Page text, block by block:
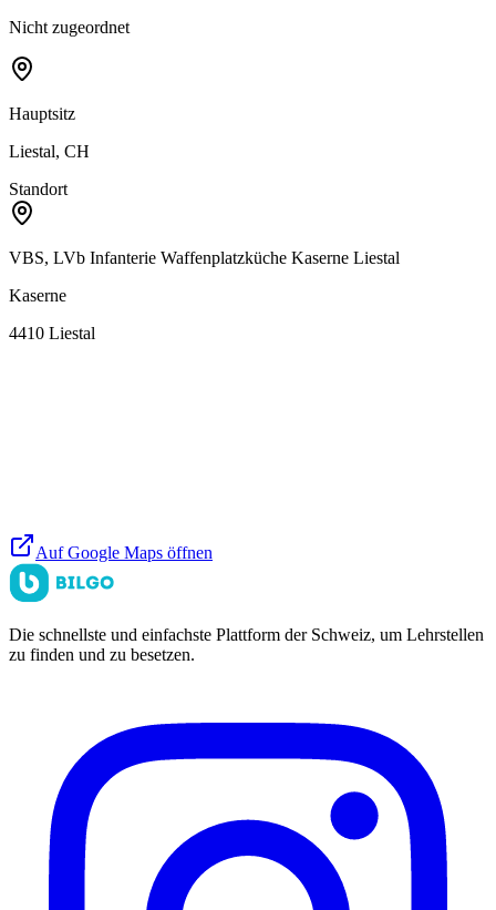
Nicht zugeordnet
Hauptsitz
Liestal, CH
Standort
VBS, LVb Infanterie Waffenplatzküche Kaserne Liestal
Kaserne
4410 Liestal
Auf Google Maps öffnen
Die schnellste und einfachste Plattform der Schweiz, um Lehrstellen
zu finden und zu besetzen.